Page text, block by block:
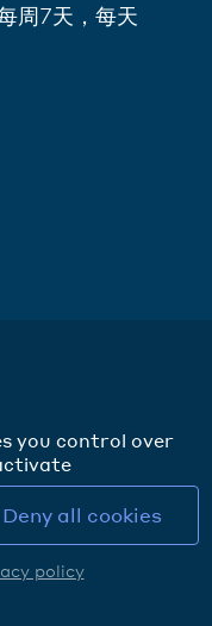
周7天，每天
you control over
Deny all cookies
policy